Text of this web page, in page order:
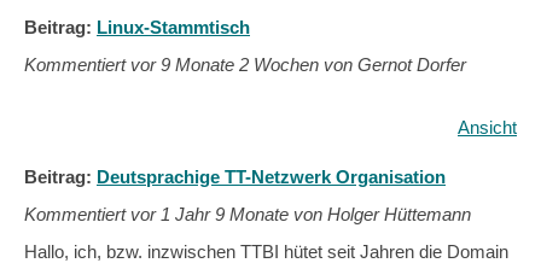
Beitrag: Linux-Stammtisch
Kommentiert vor9 Monate 2 Wochen von Gernot Dorfer
Ansicht
Beitrag: Deutsprachige TT-Netzwerk Organisation
Kommentiert vor 1 Jahr 9 Monate von Holger Hüttemann
Hallo, ich, bzw. inzwischen TTBI hütet seit Jahren die Domain